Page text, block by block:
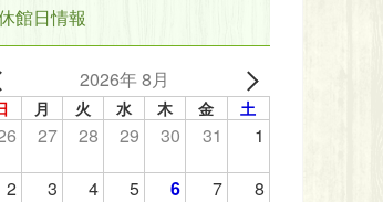
館日情報
2026年 8月
月 火 水 木 金 土
27 28 29 30 31 1
2 3 4 5 6 7 8